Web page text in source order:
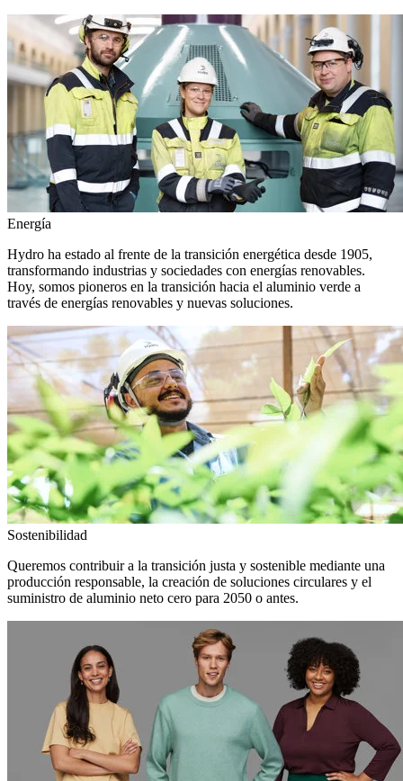
Energía
Hydro ha estado al frente de la transición energética desde 1905,
transformando industrias y sociedades con energías renovables.
Hoy, somos pioneros en la transición hacia el aluminio verde a
través de energías renovables y nuevas soluciones.
Sostenibilidad
Queremos contribuir a la transición justa y sostenible mediante una
producción responsable, la creación de soluciones circulares y el
suministro de aluminio neto cero para 2050 o antes.